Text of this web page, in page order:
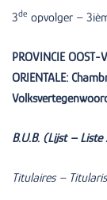
3de opvolger –
PROVINCIE OOST-
ORIENTALE:
B.U.B. (Lijst – Liste
Titulaires –